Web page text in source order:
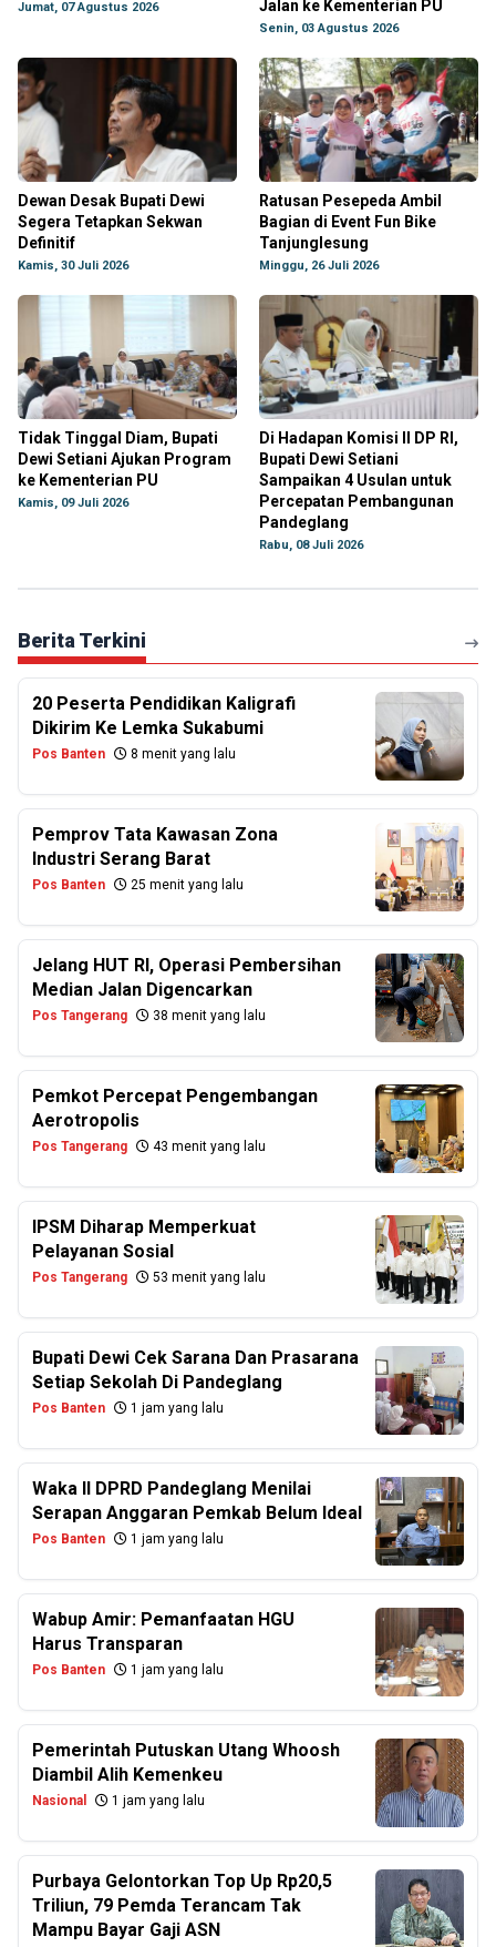
Jumat, 07 Agustus 2026 Jalan ke Kementerian PU
Senin, 03 Agustus 2026
Dewan Desak Bupati Dewi
Segera Tetapkan Sekwan
Definitif
Kamis, 30 Juli 2026
Ratusan Pesepeda Ambil
Bagian di Event Fun Bike
Tanjunglesung
Minggu, 26 Juli 2026
Tidak Tinggal Diam, Bupati
Dewi Setiani Ajukan Program
ke Kementerian PU
Kamis, 09 Juli 2026
Di Hadapan Komisi II DP RI,
Bupati Dewi Setiani
Sampaikan 4 Usulan untuk
Percepatan Pembangunan
Pandeglang
Rabu, 08 Juli 2026
Berita Terkini
20 Peserta Pendidikan Kaligrafi
Dikirim Ke Lemka Sukabumi
Pos Banten 8 menit yang lalu
Pemprov Tata Kawasan Zona
Industri Serang Barat
Pos Banten 25 menit yang lalu
Jelang HUT RI, Operasi Pembersihan
Median Jalan Digencarkan
Pos Tangerang 38 menit yang lalu
Pemkot Percepat Pengembangan
Aerotropolis
Pos Tangerang 43 menit yang lalu
IPSM Diharap Memperkuat
Pelayanan Sosial
Pos Tangerang 53 menit yang lalu
Bupati Dewi Cek Sarana Dan Prasarana
Setiap Sekolah Di Pandeglang
Pos Banten 1 jam yang lalu
Waka II DPRD Pandeglang Menilai
Serapan Anggaran Pemkab Belum Ideal
Pos Banten 1 jam yang lalu
Wabup Amir: Pemanfaatan HGU
Harus Transparan
Pos Banten 1 jam yang lalu
Pemerintah Putuskan Utang Whoosh
Diambil Alih Kemenkeu
Nasional 1 jam yang lalu
Purbaya Gelontorkan Top Up Rp20,5
Triliun, 79 Pemda Terancam Tak
Mampu Bayar Gaji ASN